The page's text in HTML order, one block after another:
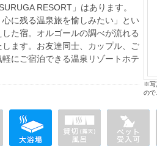
RESORT」はあります。
に残る温泉旅を愉しみたい」とい
た宿。オルゴールの調べが流れる
ます。お友達同士、カップル、ご
にご宿泊できる温泉リゾートホテ
※写
ので